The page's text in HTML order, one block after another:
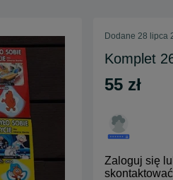
Dodane 28 lipca
Komplet
55 zł
Zaloguj się